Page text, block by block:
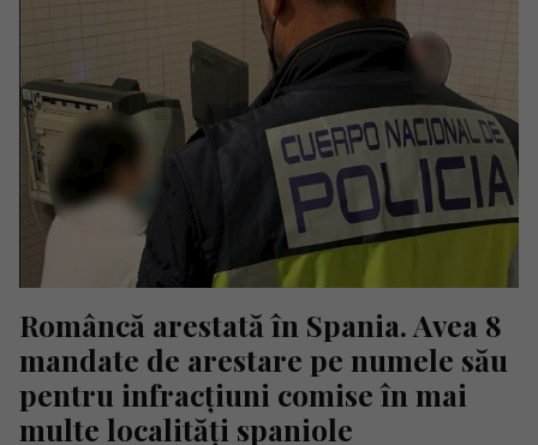
Româncă arestată în Spania. Avea 8
mandate de arestare pe numele său
pentru infracțiuni comise în mai
multe localități spaniole